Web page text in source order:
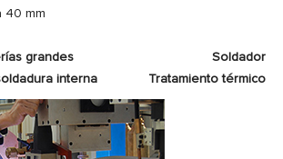
40 mm
tuberías grandes Soldador
interna
Tratamiento térmico